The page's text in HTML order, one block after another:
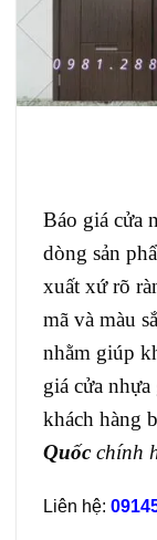
Báo giá cửa
dòng sản
xuất xứ rõ
mã và màu
nhằm giúp
giá cửa
khách hàng
Quốc chính
Liên hệ: